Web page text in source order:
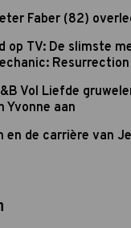
Faber (82)
op TV: De slimste
Resurrection
Vol Liefde
Yvonne aan
en de carrière van